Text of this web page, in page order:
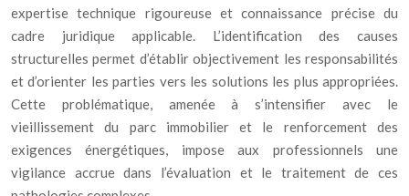
expertise technique rigoureuse et connaissance précise du
cadre juridique applicable. L’identification des causes
structurelles permet d’établir objectivement les responsabilités
et d’orienter les parties vers les solutions les plus appropriées.
Cette problématique, amenée à s’intensifier avec le
vieillissement du parc immobilier et le renforcement des
exigences énergétiques, impose aux professionnels une
vigilance accrue dans l’évaluation et le traitement de ces